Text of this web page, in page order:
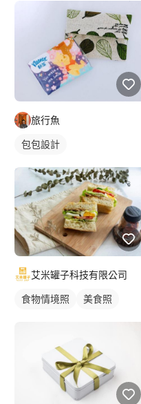
旅行魚
包包設計
艾米罐子科技有限公司
食物情境照 美食照